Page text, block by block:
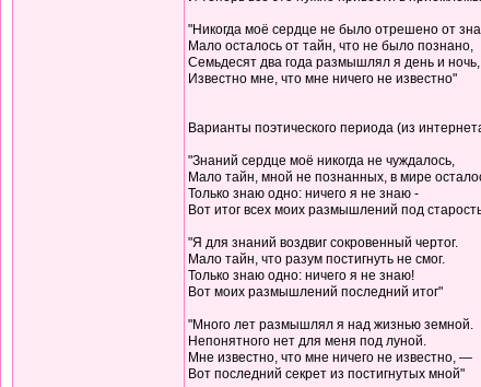
"Никогда моё сердце не было отрешено от
Мало осталось от тайн, что не было познано,
Семьдесят два года размышлял я день и ночь,
Известно мне, что мне ничего не известно"
Варианты поэтического периода (из
"Знаний сердце моё никогда не чуждалось,
Мало тайн, мной не познанных, в мире
Только знаю одно: ничего я не знаю -
Вот итог всех моих размышлений под
"Я для знаний воздвиг сокровенный чертог.
Мало тайн, что разум постигнуть не смог.
Только знаю одно: ничего я не знаю!
Вот моих размышлений последний итог"
"Много лет размышлял я над жизнью земной.
Непонятного нет для меня под луной.
Мне известно, что мне ничего не известно, —
Вот последний секрет из постигнутых мной"